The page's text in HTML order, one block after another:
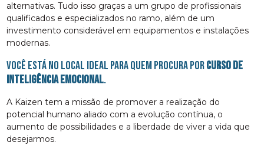
alternativas. Tudo isso graças a um grupo de profissionais
qualificados e especializados no ramo, além de um
investimento considerável em equipamentos e instalações
modernas.
Você está no local ideal para quem procura porcurso de
inteligência emocional.
A Kaizen tem a missão de promover a realização do
potencial humano aliado com a evolução contínua, o
aumento de possibilidades e a liberdade de viver a vida que
desejarmos.